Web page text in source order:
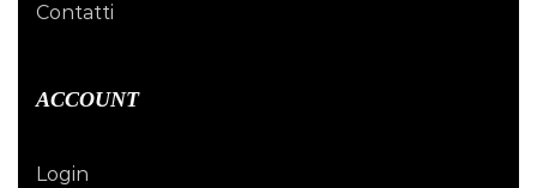
Contatti
ACCOUNT
Login